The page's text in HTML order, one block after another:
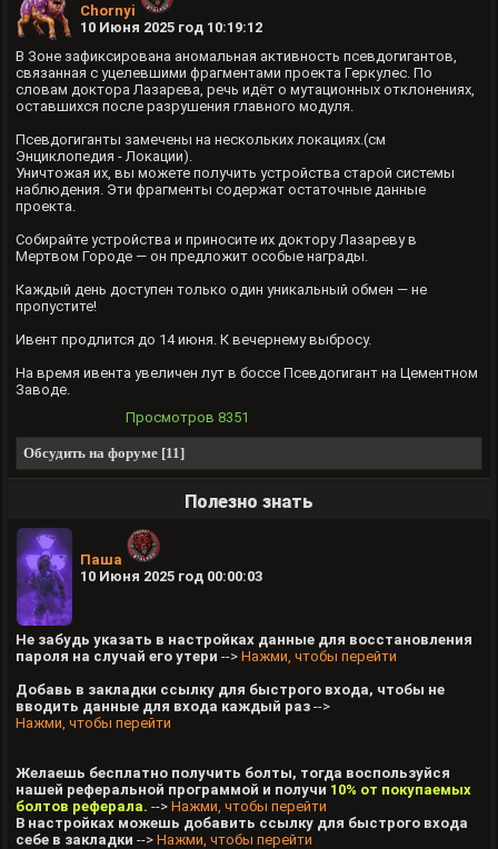
Chornyi
10 Июня 2025 год 10:19:12
В Зоне зафиксирована аномальная активность псевдогигантов,
связанная с уцелевшими фрагментами проекта Геркулес. По
словам доктора Лазарева, речь идёт о мутационных отклонениях,
оставшихся после разрушения главного модуля.
Псевдогиганты замечены на нескольких локациях.(см
Энциклопедия - Локации).
Уничтожая их, вы можете получить устройства старой системы
наблюдения. Эти фрагменты содержат остаточные данные
проекта.
Собирайте устройства и приносите их доктору Лазареву в
Мертвом Городе — он предложит особые награды.
Каждый день доступен только один уникальный обмен — не
пропустите!
Ивент продлится до 14 июня. К вечернему выбросу.
На время ивента увеличен лут в боссе Псевдогигант на Цементном
Заводе.
Просмотров 8351
Обсудить на форуме [11]
Полезно знать
Паша
10 Июня 2025 год 00:00:03
Не забудь указать в настройках данные для восстановления
пароля на случай его утери --> Нажми, чтобы перейти
Добавь в закладки ссылку для быстрого входа, чтобы не
вводить данные для входа каждый раз -->
Нажми, чтобы перейти
Желаешь бесплатно получить болты, тогда воспользуйся
нашей реферальной программой и получи 10% от покупаемых
болтов реферала. --> Нажми, чтобы перейти
В настройках можешь добавить ссылку для быстрого входа
себе в закладки --> Нажми, чтобы перейти